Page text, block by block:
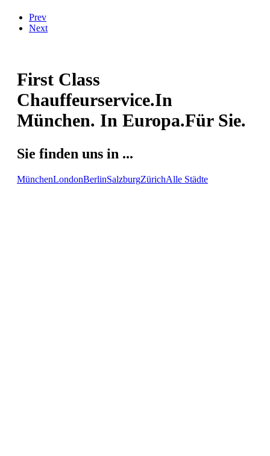
Prev
Next
First Class
Chauffeurservice.In
München. In Europa.Für Sie.
Sie finden uns in ...
MünchenLondonBerlinSalzburgZürichAlle Städte